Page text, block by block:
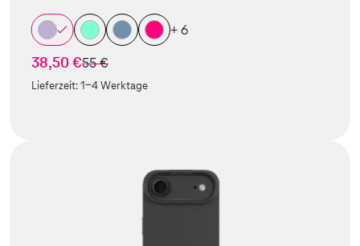
+ 6
38,50 €statt
55 €
Lieferzeit:1-4 Werktage